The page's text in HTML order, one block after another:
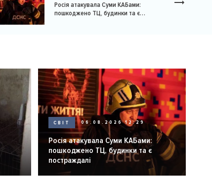
Росія атакувала Суми КАБами:
пошкоджено ТЦ, будинки та є
СВІТ 06.08.2026 12:29
Росія атакувала Суми КАБами:
пошкоджено ТЦ, будинки та є
постраждалі